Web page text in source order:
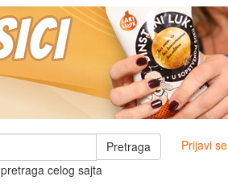
Pretraga
pretraga celog sajta
Prijavi se